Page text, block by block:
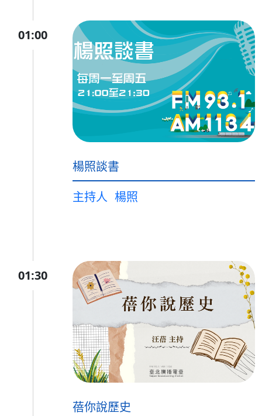
01:00
楊照談書
主持人 楊照
01:30
蓓你說歷史